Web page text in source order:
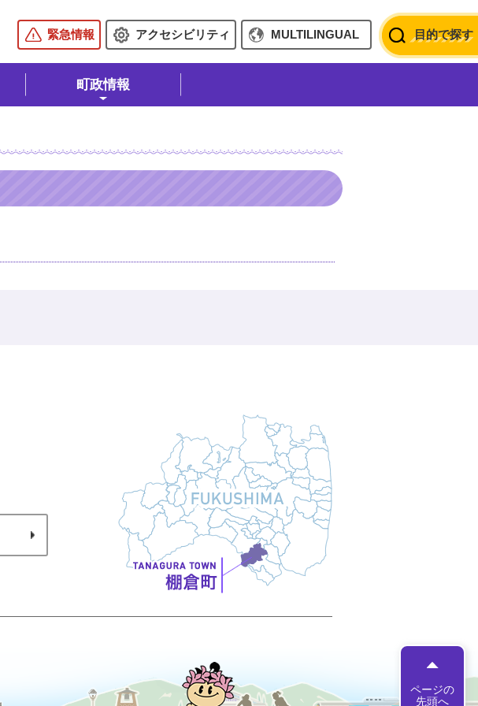
緊急情報
アクセシビリティ MULTILINGUAL 目的で探す
町政情報
ページの
先頭へ